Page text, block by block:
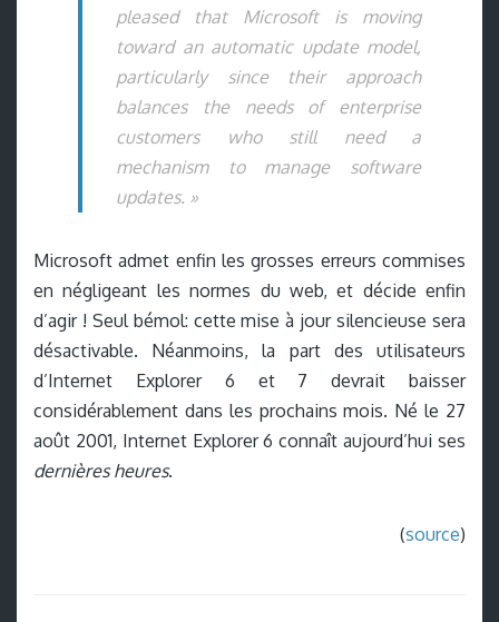
pleased that Microsoft is moving
toward an automatic update model,
particularly since their approach
balances the needs of enterprise
customers who still need a
mechanism to manage software
updates. »
Microsoft admet enfin les grosses erreurs commises
en négligeant les normes du web, et décide enfin
d’agir ! Seul bémol: cette mise à jour silencieuse sera
désactivable. Néanmoins, la part des utilisateurs
d’Internet Explorer 6 et 7 devrait baisser
considérablement dans les prochains mois. Né le 27
août 2001, Internet Explorer 6 connaît aujourd’hui ses
dernières heures.
(source)